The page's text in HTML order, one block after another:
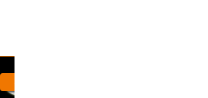
Special Prices